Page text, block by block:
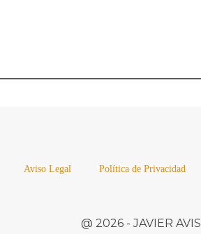
Aviso Legal Política de Privacidad
@ 2026 -JAVIER AVIS